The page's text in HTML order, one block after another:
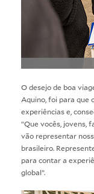
O desejo de boa
Aquino, foi para que
experiências e,
“Que vocês, jovens,
vão representar
brasileiro.
para contar a
global”.